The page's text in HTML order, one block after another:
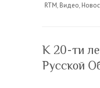
RTM, Видео,
К 20-ти
Русской